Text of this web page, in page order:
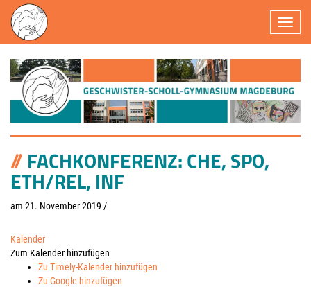
FACHKONFERENZ: CHE, SPO,
ETH/REL, INF
am 21. November 2019 /
Kalender
Zum Kalender hinzufügen
Zu Timely-Kalender hinzufügen
Zu Google hinzufügen